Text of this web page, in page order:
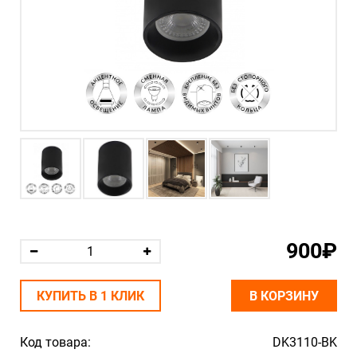
Код товара: DK3110-BK
900₽
КУПИТЬ В 1 КЛИК В КОРЗИНУ